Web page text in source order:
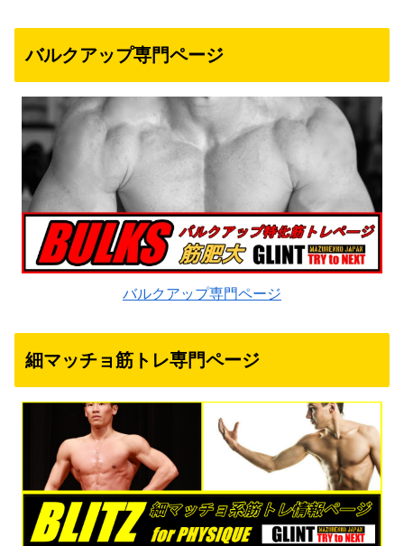
バルクアップ専門ページ
バルクアップ専門ページ
細マッチョ筋トレ専門ページ